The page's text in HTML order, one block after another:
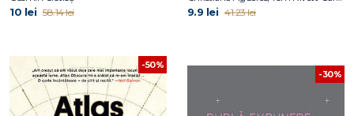
10 lei 58.14 lei 9.9 lei 41.23 lei
-50%
-30%